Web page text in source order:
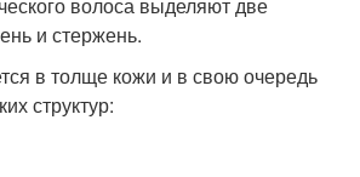
и стержень.
в толще кожи и в свою очередь
структур: